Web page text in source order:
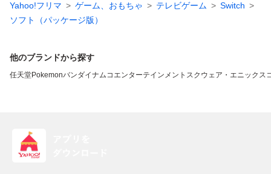
Yahoo!フリマ ゲーム、おもちゃ テレビゲーム
Switch
ソフト（パッケージ版）
他のブランドから探す
任天堂Pokemonバンダイナムコエンターテインメント スクウェア・エニックス